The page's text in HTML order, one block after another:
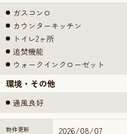
ガスコンロ
カウンターキッチン
トイレ2ヶ所
追焚機能
ウォークインクローゼット
環境・その他
通風良好
物件更新 2026/08/07